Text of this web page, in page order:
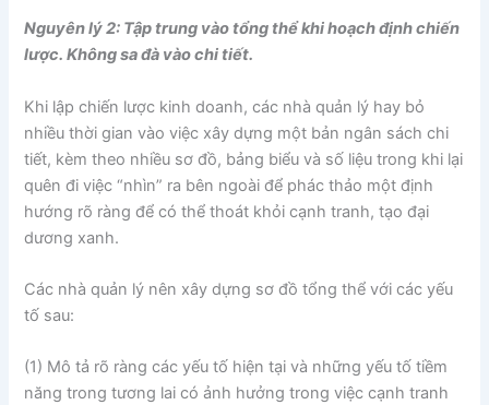
Nguyên lý 2: Tập trung vào tổng thể khi hoạch định chiến
lược. Không sa đà vào chi tiết.
Khi lập chiến lược kinh doanh, các nhà quản lý hay bỏ
nhiều thời gian vào việc xây dựng một bản ngân sách chi
tiết, kèm theo nhiều sơ đồ, bảng biểu và số liệu trong khi lại
quên đi việc “nhìn” ra bên ngoài để phác thảo một định
hướng rõ ràng để có thể thoát khỏi cạnh tranh, tạo đại
dương xanh.
Các nhà quản lý nên xây dựng sơ đồ tổng thể với các yếu
tố sau:
(1) Mô tả rõ ràng các yếu tố hiện tại và những yếu tố tiềm
năng trong tương lai có ảnh hưởng trong việc cạnh tranh